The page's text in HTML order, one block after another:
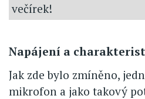
večírek!
Napájení a
Jak zde bylo zmíněno,
mikrofon a jako takový